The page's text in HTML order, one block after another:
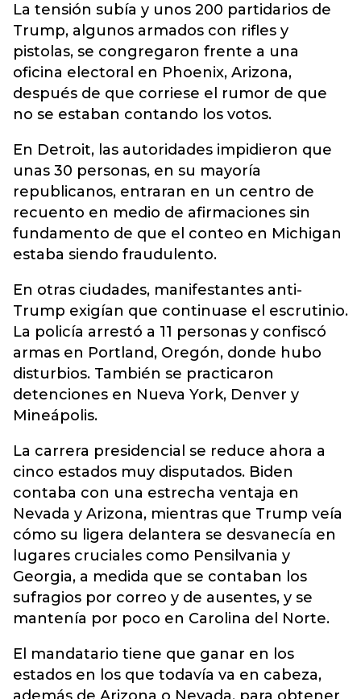
La tensión subía y unos 200 partidarios de
Trump, algunos armados con rifles y
pistolas, se congregaron frente a una
oficina electoral en Phoenix, Arizona,
después de que corriese el rumor de que
no se estaban contando los votos.
En Detroit, las autoridades impidieron que
unas 30 personas, en su mayoría
republicanos, entraran en un centro de
recuento en medio de afirmaciones sin
fundamento de que el conteo en Michigan
estaba siendo fraudulento.
En otras ciudades, manifestantes anti-
Trump exigían que continuase el escrutinio.
La policía arrestó a 11 personas y confiscó
armas en Portland, Oregón, donde hubo
disturbios. También se practicaron
detenciones en Nueva York, Denver y
Mineápolis.
La carrera presidencial se reduce ahora a
cinco estados muy disputados. Biden
contaba con una estrecha ventaja en
Nevada y Arizona, mientras que Trump veía
cómo su ligera delantera se desvanecía en
lugares cruciales como Pensilvania y
Georgia, a medida que se contaban los
sufragios por correo y de ausentes, y se
mantenía por poco en Carolina del Norte.
El mandatario tiene que ganar en los
estados en los que todavía va en cabeza,